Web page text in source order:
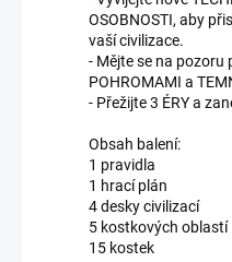
OSOBNOSTI, aby
vaší civilizace.
- Mějte se na
POHROMAMI a
- Přežijte 3 ÉRY a
Obsah balení:
1 pravidla
1 hrací plán
4 desky civilizací
5 kostkových oblastí
15 kostek